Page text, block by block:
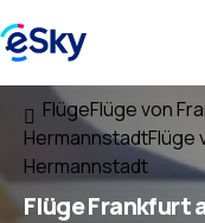
FlügeFlüge von
HermannstadtFlüge
Hermannstadt
FlügeFrankfurt